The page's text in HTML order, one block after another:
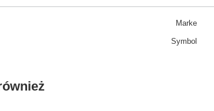
Marke
Symbol